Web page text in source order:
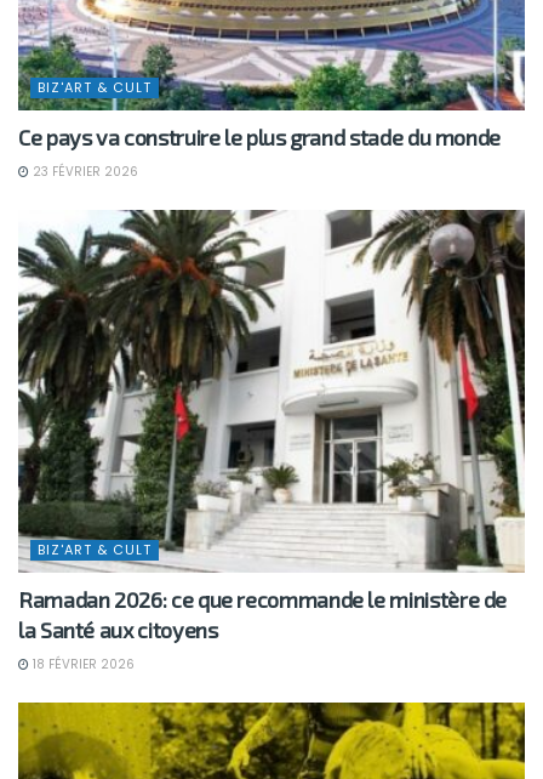
BIZ'ART & CULT
Ce pays va construire le plus grand stade du monde
23 FÉVRIER 2026
BIZ'ART & CULT
Ramadan 2026: ce que recommande le ministère de
la Santé aux citoyens
18 FÉVRIER 2026